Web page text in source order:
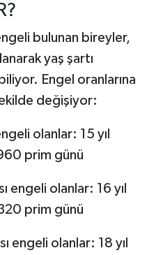
bulunan bireyler,
yaş şartı
Engel oranlarına
değişiyor:
olanlar: 15 yıl
prim günü
engeli olanlar: 16 yıl
prim günü
engeli olanlar: 18 yıl